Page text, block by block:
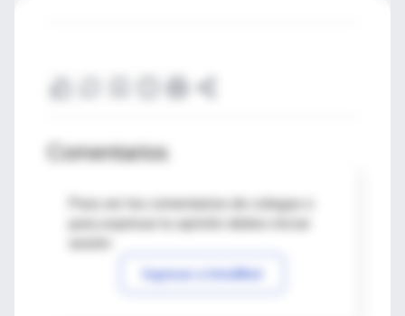
Comentarios
Para ver los comentarios de colegas o
Ingresar a IntraMed